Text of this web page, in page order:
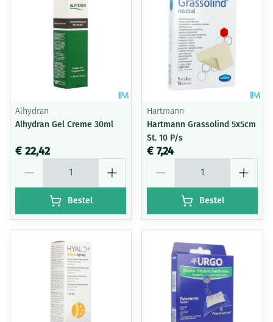
Alhydran
Alhydran Gel Creme 30ml
€ 22,42
Bestel
Hartmann
Hartmann Grassolind 5x5cm
St. 10 P/s
€ 7,24
Bestel